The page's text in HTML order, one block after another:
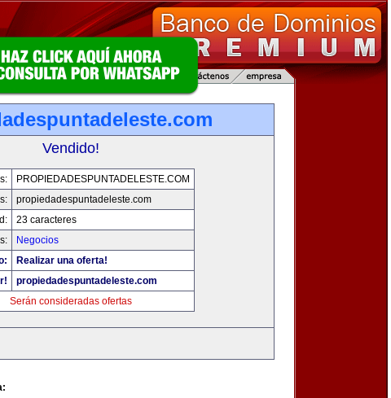
Vendido!
PROPIEDADESPUNTADELESTE.COM
propiedadespuntadeleste.com
23 caracteres
Negocios
Realizar una oferta!
propiedadespuntadeleste.com
Serán consideradas ofertas